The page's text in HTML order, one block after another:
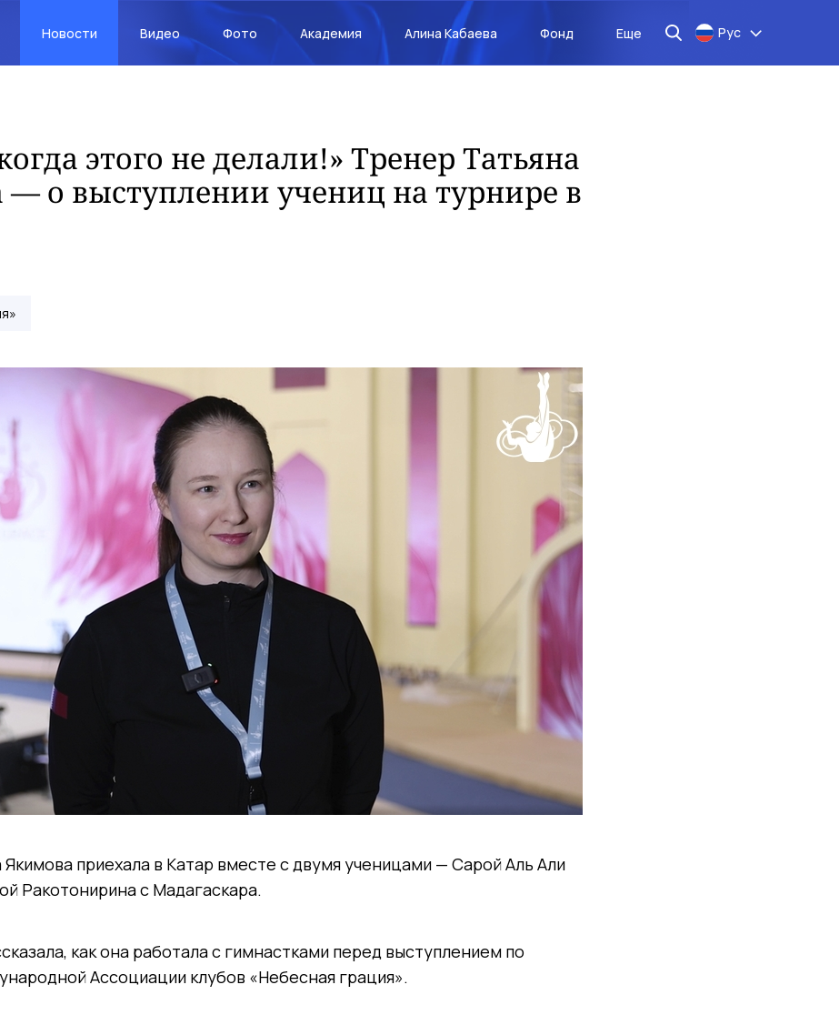
Новости Видео Фото Академия Алина Кабаева Фонд Еще Рус
этого не делали!» Тренер Татьяна
о выступлении учениц на турнире в
приехала в Катар вместе с двумя ученицами — Сарой Аль Али
Ракотонирина с Мадагаскара.
как она работала с гимнастками перед выступлением по
Ассоциации клубов «Небесная грация».